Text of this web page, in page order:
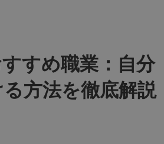
すめ職業：自分
方法を徹底解説